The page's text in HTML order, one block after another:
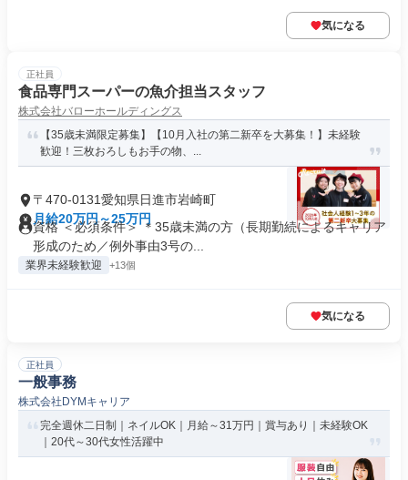
気になる
正社員
食品専門スーパーの魚介担当スタッフ
株式会社バローホールディングス
【35歳未満限定募集】【10月入社の第二新卒を大募集！】未経験
歓迎！三枚おろしもお手の物、...
〒470-0131愛知県日進市岩崎町
月給20万円～25万円
資格 ＜必須条件＞ ＊35歳未満の方（長期勤続によるキャリア
形成のため／例外事由3号の...
業界未経験歓迎 +13個
気になる
正社員
一般事務
株式会社DYMキャリア
完全週休二日制｜ネイルOK｜月給～31万円｜賞与あり｜未経験OK
｜20代～30代女性活躍中